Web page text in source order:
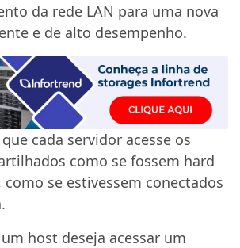
da rede LAN para uma nova
e de alto desempenho.
cada servidor acesse os
como se fossem hard
se estivessem conectados
host deseja acessar um